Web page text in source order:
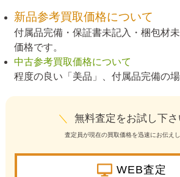
新品参考買取価格について
付属品完備・保証書未記入・梱包材
価格です。
中古参考買取価格について
程度の良い「美品」、付属品完備の
＼ 無料査定をお試し下さ
査定員が現在の買取価格を迅速にお伝えし
WEB査定